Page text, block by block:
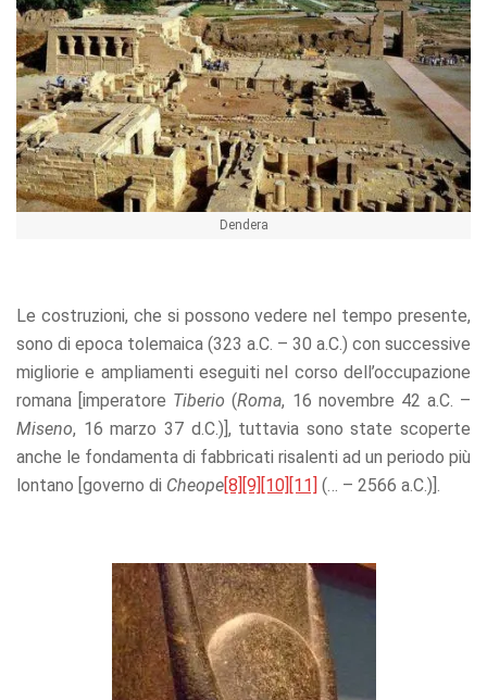
Dendera
Le costruzioni, che si possono vedere nel tempo presente,
sono di epoca tolemaica (323 a.C. – 30 a.C.) con successive
migliorie e ampliamenti eseguiti nel corso dell’occupazione
romana [imperatore Tiberio (Roma, 16 novembre 42 a.C. –
Miseno, 16 marzo 37 d.C.)], tuttavia sono state scoperte
anche le fondamenta di fabbricati risalenti ad un periodo più
lontano [governo di Cheope[8] [9] [10] [11] (… – 2566 a.C.)].